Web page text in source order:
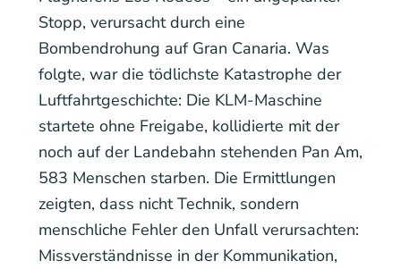
Stopp, verursacht durch eine
Bombendrohung auf Gran Canaria. Was
folgte, war die tödlichste Katastrophe der
Luftfahrtgeschichte: Die KLM-Maschine
startete ohne Freigabe, kollidierte mit der
noch auf der Landebahn stehenden Pan Am,
583 Menschen starben. Die Ermittlungen
zeigten, dass nicht Technik, sondern
menschliche Fehler den Unfall verursachten:
Missverständnisse in der Kommunikation,